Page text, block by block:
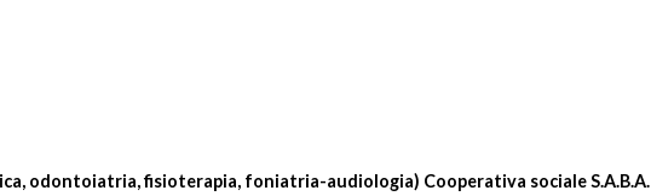
odontoiatria, fisioterapia, foniatria-audiologia) Cooperativa sociale S.A.B.A.